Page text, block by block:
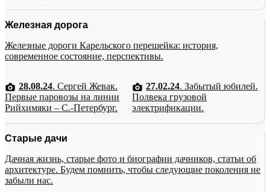
Железная дорога
Железные дороги Карельского перешейка: история,
современное состояние, перспективы.
28.08.24. Сергей Жевак.
Первые паровозы на линии
Рийхимяки – С.-Петербург.
27.02.24. Забытый юбилей.
Полвека грузовой
электрификации.
Старые дачи
Дачная жизнь, старые фото и биографии дачников, статьи об
архитектуре. Будем помнить, чтобы следующие поколения не
забыли нас.